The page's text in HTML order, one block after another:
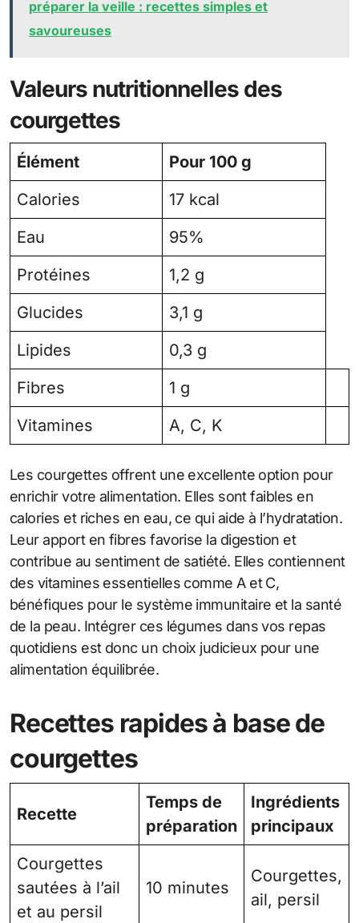
préparer la veille : recettes simples et
savoureuses
Valeurs nutritionnelles des
courgettes
Élément
Pour 100 g
Calories
17 kcal
Eau
95%
Protéines
1,2 g
Glucides
3,1 g
Lipides
0,3 g
Fibres
1 g
Vitamines
A, C, K
Les courgettes offrent une excellente option pour
enrichir votre alimentation. Elles sont faibles en
calories et riches en eau, ce qui aide à l’hydratation.
Leur apport en fibres favorise la digestion et
contribue au sentiment de satiété. Elles contiennent
des vitamines essentielles comme A et C,
bénéfiques pour le système immunitaire et la santé
de la peau. Intégrer ces légumes dans vos repas
quotidiens est donc un choix judicieux pour une
alimentation équilibrée.
Recettes rapides à base de
courgettes
Recette
Temps de
préparation
Ingrédients
principaux
Courgettes
sautées à l’ail
et au persil
10 minutes
Courgettes,
ail, persil